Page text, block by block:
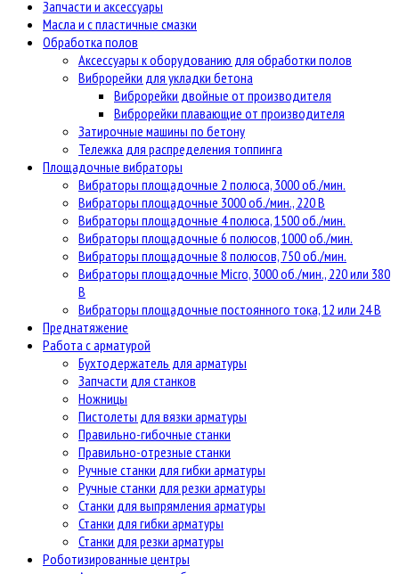
Запчасти и аксессуары
Масла и с пластичные смазки
Обработка полов
Аксессуары к оборудованию для обработки полов
Виброрейки для укладки бетона
Виброрейки двойные от производителя
Виброрейки плавающие от производителя
Затирочные машины по бетону
Тележка для распределения топпинга
Площадочные вибраторы
Вибраторы площадочные 2 полюса, 3000 об./мин.
Вибраторы площадочные 3000 об./мин., 220 В
Вибраторы площадочные 4 полюса, 1500 об./мин.
Вибраторы площадочные 6 полюсов, 1000 об./мин.
Вибраторы площадочные 8 полюсов, 750 об./мин.
Вибраторы площадочные Micro, 3000 об./мин., 220 или 380
В
Вибраторы площадочные постоянного тока, 12 или 24 В
Преднатяжение
Работа с арматурой
Бухтодержатель для арматуры
Запчасти для станков
Ножницы
Пистолеты для вязки арматуры
Правильно-гибочные станки
Правильно-отрезные станки
Ручные станки для гибки арматуры
Ручные станки для резки арматуры
Станки для выпрямления арматуры
Станки для гибки арматуры
Станки для резки арматуры
Роботизированные центры